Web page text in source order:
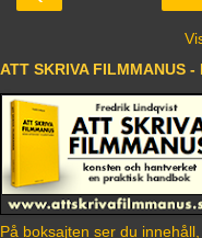
ATT SKRIVA FILMMANUS -
På boksajten ser du